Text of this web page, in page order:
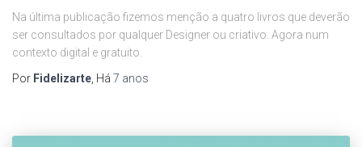
Na última publicação fizemos menção a quatro livros que deverão
ser consultados por qualquer Designer ou criativo. Agora num
contexto digital e gratuito.
Por Fidelizarte , Há 7 anos